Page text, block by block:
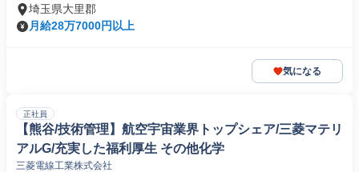
埼玉県大里郡
月給28万7000円以上
気になる
正社員
【熊谷/技術管理】航空宇宙業界トップシェア/三菱マテリ
アルG/充実した福利厚生 その他化学
三菱電線工業株式会社